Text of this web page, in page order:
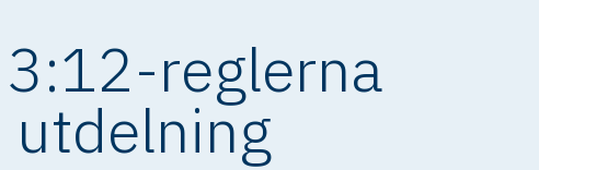
reglerna
utdelning